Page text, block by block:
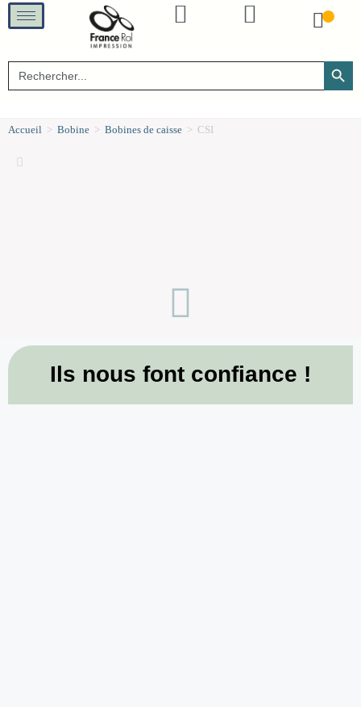
Search
for:
SEARCH
Accueil > Bobine > Bobines de caisse > CSI
Ils nous font confiance !